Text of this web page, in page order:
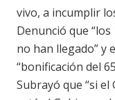
vivo, a incumplir
Denunció que
no han llegado” y
“bonificación del
Subrayó que “si